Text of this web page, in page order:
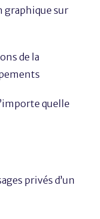
graphique sur
de la
quelle
privés d’un